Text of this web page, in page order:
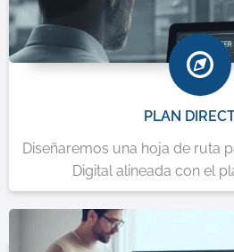
PLAN
Diseñaremos una hoja de ruta
Digital alineada con el